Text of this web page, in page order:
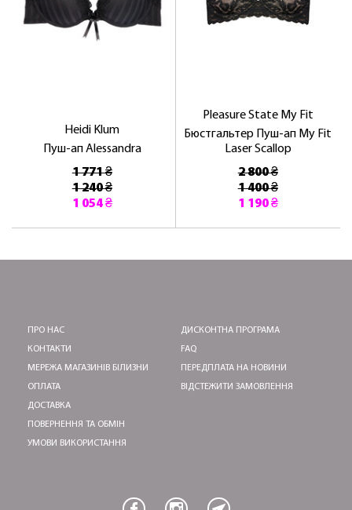
Heidi Klum
Пуш-ап Alessandra
1 771 ₴
1 240 ₴
1 054 ₴
Pleasure State My Fit
Бюстгальтер Пуш-ап My Fit
Laser Scallop
2 800 ₴
1 400 ₴
1 190 ₴
ПРО НАС
КОНТАКТИ
МЕРЕЖА МАГАЗИНІВ БІЛИЗНИ
ОПЛАТА
ДОСТАВКА
ПОВЕРНЕННЯ ТА ОБМІН
УМОВИ ВИКОРИСТАННЯ
ДИСКОНТНА ПРОГРАМА
FAQ
ПЕРЕДПЛАТА НА НОВИНИ
ВІДСТЕЖИТИ ЗАМОВЛЕННЯ